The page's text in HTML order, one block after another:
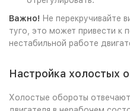
Важно! Не перекручивайте
туго, это может привести к
нестабильной работе
Настройка холостых
Холостые обороты